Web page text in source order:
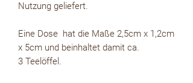
Nutzung geliefert.
Eine Dose hat die Maße 2,5cm x 1,2cm
x 5cm und beinhaltet damit ca.
3 Teelöffel.